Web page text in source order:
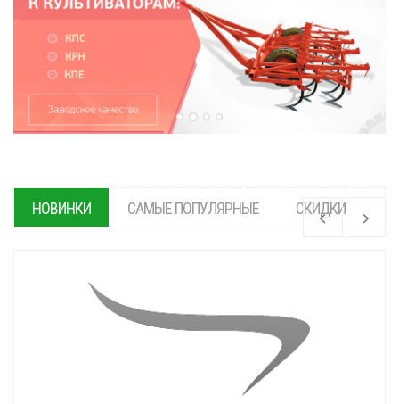
НОВИНКИ САМЫЕ ПОПУЛЯРНЫЕ СКИДКИ